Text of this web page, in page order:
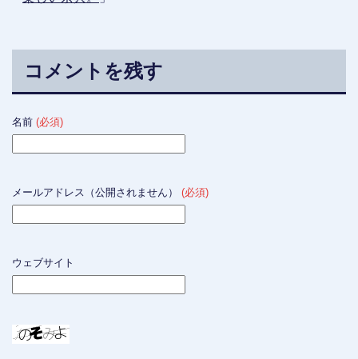
コメントを残す
名前 (必須)
メールアドレス（公開されません） (必須)
ウェブサイト